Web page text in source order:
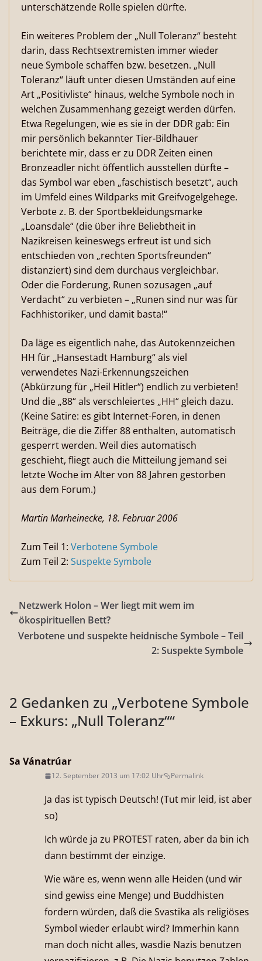
unterschätzende Rolle spielen dürfte.
Ein weiteres Problem der „Null Toleranz“ besteht
darin, dass Rechtsextremisten immer wieder
neue Symbole schaffen bzw. besetzen. „Null
Toleranz“ läuft unter diesen Umständen auf eine
Art „Positivliste“ hinaus, welche Symbole noch in
welchen Zusammenhang gezeigt werden dürfen.
Etwa Regelungen, wie es sie in der DDR gab: Ein
mir persönlich bekannter Tier-Bildhauer
berichtete mir, dass er zu DDR Zeiten einen
Bronzeadler nicht öffentlich ausstellen dürfte –
das Symbol war eben „faschistisch besetzt“, auch
im Umfeld eines Wildparks mit Greifvogelgehege.
Verbote z. B. der Sportbekleidungsmarke
„Loansdale“ (die über ihre Beliebtheit in
Nazikreisen keineswegs erfreut ist und sich
entschieden von „rechten Sportsfreunden“
distanziert) sind dem durchaus vergleichbar.
Oder die Forderung, Runen sozusagen „auf
Verdacht“ zu verbieten – „Runen sind nur was für
Fachhistoriker, und damit basta!“
Da läge es eigentlich nahe, das Autokennzeichen
HH für „Hansestadt Hamburg“ als viel
verwendetes Nazi-Erkennungszeichen
(Abkürzung für „Heil Hitler“) endlich zu verbieten!
Und die „88“ als verschleiertes „HH“ gleich dazu.
(Keine Satire: es gibt Internet-Foren, in denen
Beiträge, die die Ziffer 88 enthalten, automatisch
gesperrt werden. Weil dies automatisch
geschieht, fliegt auch die Mitteilung jemand sei
letzte Woche im Alter von 88 Jahren gestorben
aus dem Forum.)
Martin Marheinecke, 18. Februar 2006
Zum Teil 1: Verbotene Symbole
Zum Teil 2: Suspekte Symbole
Netzwerk Holon – Wer liegt mit wem im
ökospirituellen Bett?
Verbotene und suspekte heidnische Symbole – Teil
2: Suspekte Symbole
2 Gedanken zu „Verbotene Symbole
– Exkurs: „Null Toleranz““
Sa Vánatrúar
12. September 2013 um 17:02 Uhr Permalink
Ja das ist typisch Deutsch! (Tut mir leid, ist aber
so)
Ich würde ja zu PROTEST raten, aber da bin ich
dann bestimmt der einzige.
Wie wäre es, wenn wenn alle Heiden (und wir
sind gewiss eine Menge) und Buddhisten
fordern würden, daß die Svastika als religiöses
Symbol wieder erlaubt wird? Immerhin kann
man doch nicht alles, wasdie Nazis benutzen